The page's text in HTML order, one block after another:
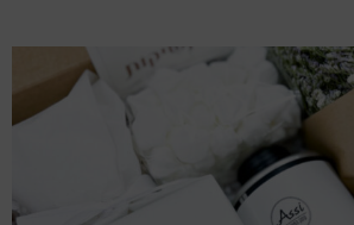
צפייה מהירה